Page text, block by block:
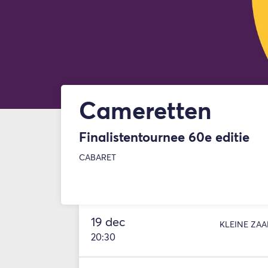
Cameretten
Finalistentournee 60e editie
CABARET
19 dec
20:30
KLEINE